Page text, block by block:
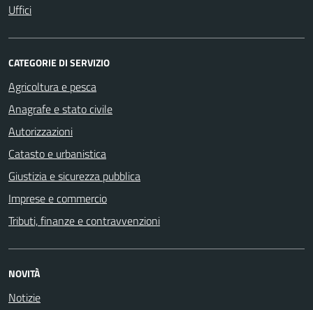
Uffici
CATEGORIE DI SERVIZIO
Agricoltura e pesca
Anagrafe e stato civile
Autorizzazioni
Catasto e urbanistica
Giustizia e sicurezza pubblica
Imprese e commercio
Tributi, finanze e contravvenzioni
NOVITÀ
Notizie